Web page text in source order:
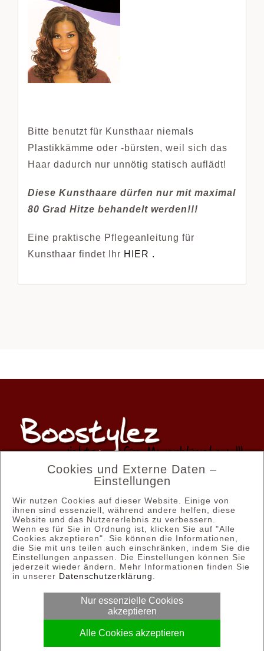
Bitte benutzt für Kunsthaar niemals
Plastikkämme oder -bürsten, weil sich das
Haar dadurch nur unnötig statisch auflädt!
Diese Kunsthaare dürfen nur mit maximal
80 Grad Hitze behandelt werden!!!
Eine praktische Pflegeanleitung für
Kunsthaar findet Ihr HIER .
Email: kontakt@boostylez.de
Tel.: 03628 58 58 35
© Copyright 2012 - 2026 | Boostylez
Allgemeine Geschäftsbedingungen
Cookies und Externe Daten –
Einstellungen
Wir nutzen Cookies auf dieser Website. Einige von
ihnen sind essenziell, während andere helfen, diese
Website und das Nutzererlebnis zu verbessern.
Wenn es für Sie in Ordnung ist, klicken Sie auf "Alle
Cookies akzeptieren". Sie können die Informationen,
die Sie mit uns teilen auch einschränken, indem Sie die
Einstellungen anpassen. Die Einstellungen können Sie
jederzeit wieder ändern. Mehr Informationen finden Sie
in unserer Datenschutzerklärung
Nur essenzielle Cookies
akzeptieren
Alle Cookies akzeptieren